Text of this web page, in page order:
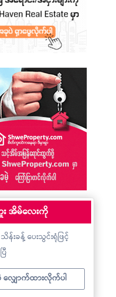
အိမ်လေးကို
းခန့် ပေးသွင်းရုံဖြင့်
လျှောက်ထားလိုက်ပါ